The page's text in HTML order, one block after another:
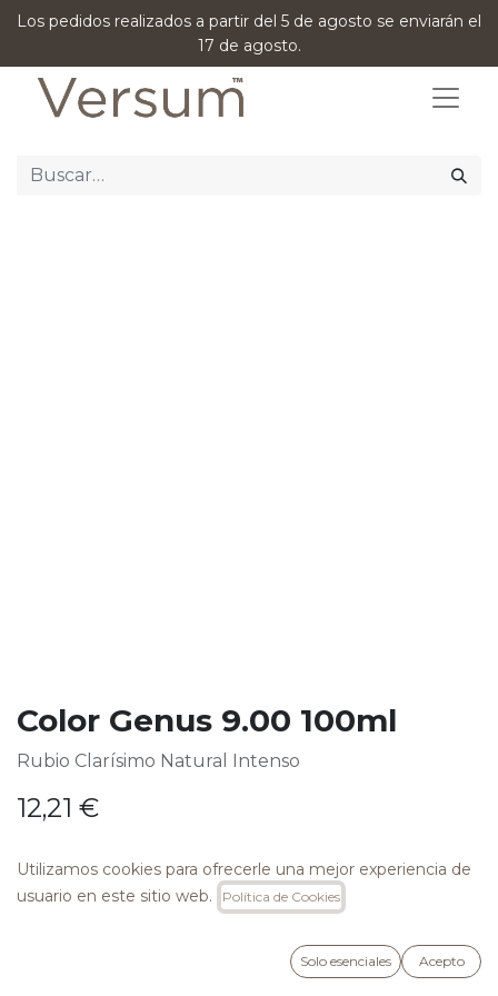
Los pedidos realizados a partir del 5 de agosto se enviarán el
17 de agosto.
Color Genus 9.00 100ml
Rubio Clarísimo Natural Intenso
12,21 €
AÑADIR A LA CESTA
Utilizamos cookies para ofrecerle una mejor experiencia de
usuario en este sitio web.
Política de Cookies
Solo esenciales Acepto